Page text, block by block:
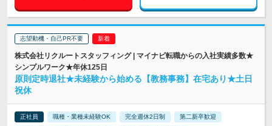
志望動機・自己PR不要
株式会社リクルートスタッフィング | マイナビ転職からの入社実績多数★
シンプルワーク★年休125日
原則定時退社★未経験から始める【教務事務】在宅あり★土日
祝休
正社員 職種・業種未経験OK 完全週休2日制 第二新卒歓迎